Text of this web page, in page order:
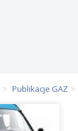
Publikacje GAZ